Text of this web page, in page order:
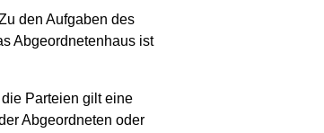
den Aufgaben des
Abgeordnetenhaus ist
Parteien gilt eine
Abgeordneten oder